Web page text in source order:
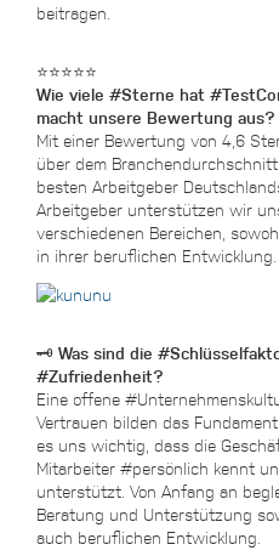
beitragen.
⭐⭐⭐⭐⭐
Wie viele #Sterne hat
macht unsere Bewertung aus?
Mit einer Bewertung von 4,6
über dem
besten Arbeitgeber
Arbeitgeber unterstützen wir
verschiedenen Bereichen,
in ihrer beruflichen Entwicklung.
🗝 Was sind die
#Zufriedenheit?
Eine offene
Vertrauen bilden das
es uns wichtig, dass die
Mitarbeiter #persönlich kennt
unterstützt. Von Anfang an
Beratung und Unterstützung
auch beruflichen Entwicklung.